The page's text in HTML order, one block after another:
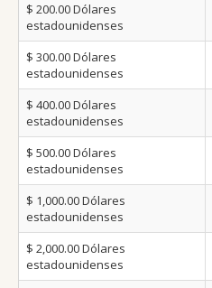
$ 200.00Dólares
estadounidenses
$ 300.00Dólares
estadounidenses
$ 400.00Dólares
estadounidenses
$ 500.00Dólares
estadounidenses
$ 1,000.00Dólares
estadounidenses
$ 2,000.00Dólares
estadounidenses